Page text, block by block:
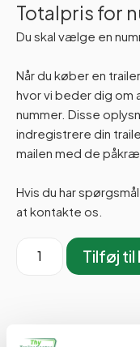
Totalpris for
Du skal vælge en
Når du køber en
hvor vi beder dig om
nummer. Disse
indregistrere din
mailen med de
Hvis du har
at kontakte os.
Tilføj til